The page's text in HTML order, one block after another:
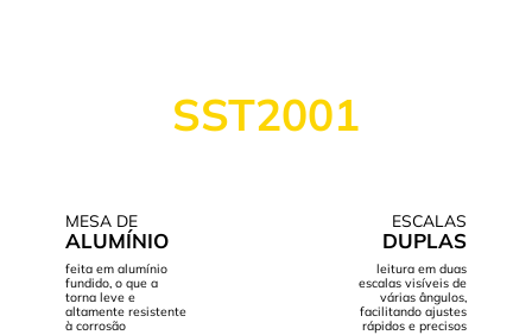
SST2001
MESA DE
ALUMÍNIO
feita em alumínio
fundido, o que a
torna leve e
altamente resistente
à corrosão
ESCALAS
DUPLAS
leitura em duas
escalas visíveis de
várias ângulos,
facilitando ajustes
rápidos e precisos